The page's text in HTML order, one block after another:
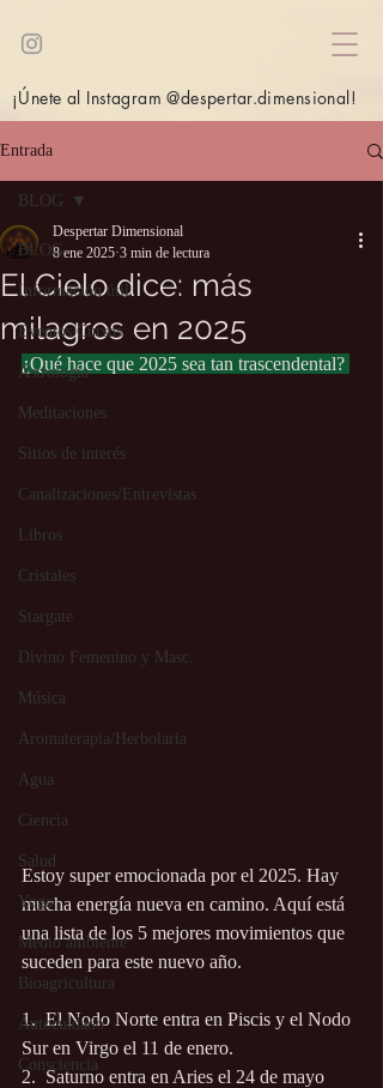
¡Únete al Instagram @despertar.dimensional!
Entrada
BLOG
Información útil
Eventos/Cursos
Astrología
Meditaciones
Sitios de interés
Canalizaciones/Entrevistas
Libros
Cristales
Stargate
Divino Femenino y Masc.
Música
Aromaterapia/Herbolaria
Agua
Ciencia
Salud
Yoga
Medio ambiente
Bioagricultura
Autocuidado
Consciencia
BLOG
El Cielo dice: más
milagros en 2025
Despertar Dimensional
8 ene 2025 3 min de lectura
¿Qué hace que 2025 sea tan trascendental?
Estoy super emocionada por el 2025. Hay
mucha energía nueva en camino. Aquí está
una lista de los 5 mejores movimientos que
suceden para este nuevo año.
1.  El Nodo Norte entra en Piscis y el Nodo
Sur en Virgo el 11 de enero.
2.  Saturno entra en Aries el 24 de mayo